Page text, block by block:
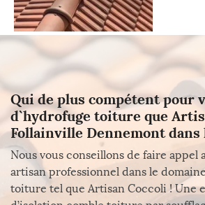
Qui de plus compétent pour
d`hydrofuge toiture que
Follainville Dennemont dans
Nous vous conseillons de faire appel
artisan professionnel dans le
toiture tel que Artisan Coccoli ! Une